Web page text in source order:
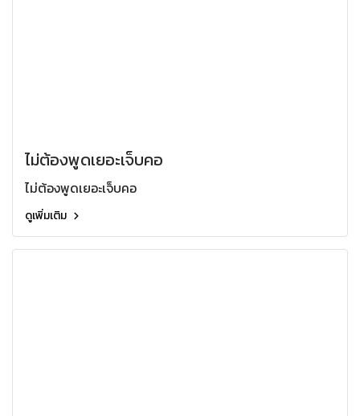
ไม่ต้องพูดเยอะเจ็บคอ
ไม่ต้องพูดเยอะเจ็บคอ
ดูเพิ่มเติม